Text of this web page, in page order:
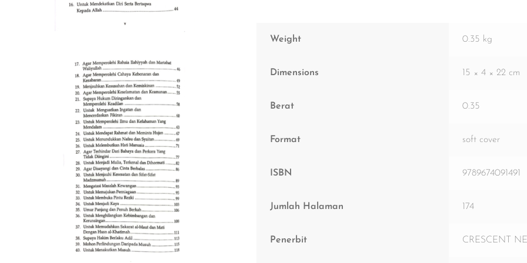
Weight 0.35 kg
Dimensions 15 × 4 × 22 cm
Berat 0.35
Format soft cover
ISBN 9789674091491
Jumlah Halaman 174
Penerbit CRESCENT